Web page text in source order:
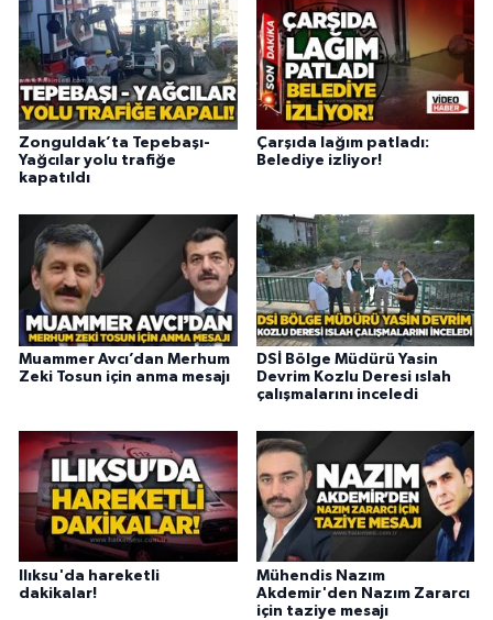
Zonguldak’ta Tepebaşı-
Yağcılar yolu trafiğe
kapatıldı
Çarşıda lağım patladı:
Belediye izliyor!
Muammer Avcı’dan Merhum
Zeki Tosun için anma mesajı
DSİ Bölge Müdürü Yasin
Devrim Kozlu Deresi ıslah
çalışmalarını inceledi
Ilıksu'da hareketli
dakikalar!
Mühendis Nazım
Akdemir'den Nazım Zararcı
için taziye mesajı